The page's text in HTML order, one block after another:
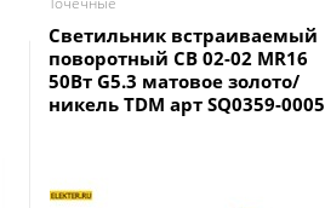
Светильник встраиваемый
поворотный СВ 02-02 MR16
50Вт G5.3 матовое золото/
никель TDM арт SQ0359-0005